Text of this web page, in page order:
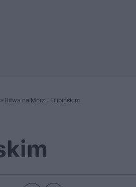
» Bitwa na Morzu Filipińskim